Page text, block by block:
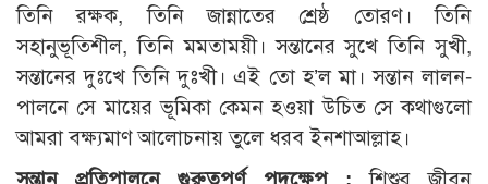
তিনি রক্ষক, তিনি জান্নাতের শ্রেষ্ঠ তোরণ। তিনি
সহানুভূতিশীল, তিনি মমতাময়ী। সন্তানের সুখে তিনি সুখী,
সন্তানের দুঃখে তিনি দুঃখী। এই তো হ’ল মা। সন্তান লালন-
পালনে সে মায়ের ভূমিকা কেমন হওয়া উচিত সে কথাগুলো
আমরা বক্ষ্যমাণ আলোচনায় তুলে ধরব ইনশাআল্লাহ।